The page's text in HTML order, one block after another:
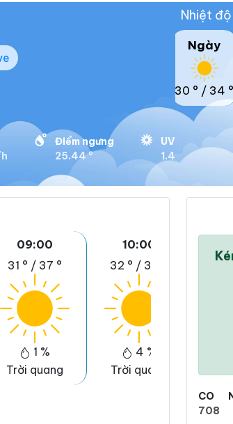
Điểm ngưng
25.44 °
UV
1.4
Nhiệt độ
Ngày
30 ° / 34 °
09:00
31 ° / 37 °
1 %
Trời quang
10:00
32 ° / 39 °
4 %
Trời quang
33
CO
708